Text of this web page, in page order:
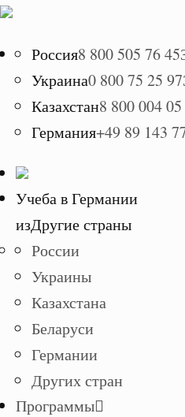
Россия8 800 505 76 45
Украина0 800 75 25 97
Казахстан8 800 004
Германия+49 89 143
Учеба в Германии
изДругие страны
России
Украины
Казахстана
Беларуси
Германии
Других стран
Программы